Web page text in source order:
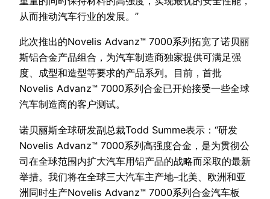
从而推动汽车行业的发展。”
此次推出的Novelis Advanz™ 7000系列拓宽了诺贝丽
斯铝合金产品组合，为汽车制造商独家提供可满足强
度、成型和造型等要求的产品系列。目前，首批
Novelis Advanz™ 7000系列合金已开始接受一些全球
汽车制造商的客户测试。
诺贝丽斯全球研发副总裁Todd Summe表示：“研发
Novelis Advanz™ 7000系列高强度合金，是为贯彻公
司在全球范围内扩大汽车用铝产品的战略而采取的最新
举措。我们将在全球三大汽车主产地–北美、欧洲和亚
洲同时生产Novelis Advanz™ 7000系列合金汽车板